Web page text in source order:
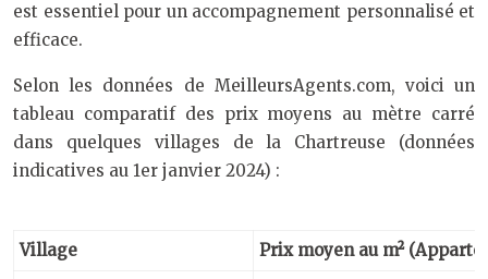
est essentiel pour un accompagnement personnalisé et
efficace.
Selon les données de MeilleursAgents.com, voici un
tableau comparatif des prix moyens au mètre carré
dans quelques villages de la Chartreuse (données
indicatives au 1er janvier 2024) :
Village
Prix moyen au m²